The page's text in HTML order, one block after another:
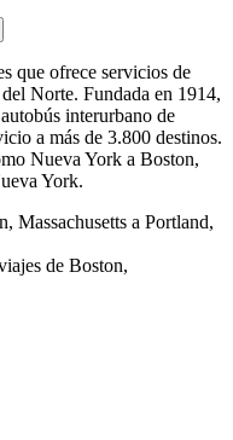
que ofrece servicios de
Norte. Fundada en 1914,
interurbano de
a más de 3.800 destinos.
Nueva York a Boston,
York.
Massachusetts a Portland,
de Boston,